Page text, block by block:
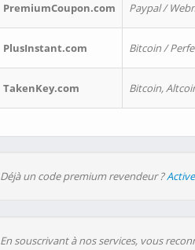
PremiumCoupon.com Paypal /
PlusInstant.com Bitcoin /
TakenKey.com Bitcoin,
Déjà un code premium revendeur ?
En souscrivant à nos services, vous